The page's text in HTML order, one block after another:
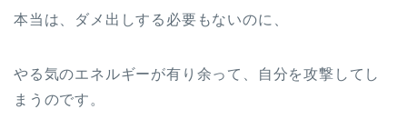
本当は、ダメ出しする必要もないのに、
やる気のエネルギーが有り余って、自分を攻撃してし
まうのです。